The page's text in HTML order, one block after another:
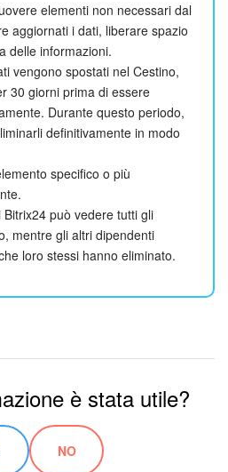
elementi non necessari dal
aggiornati i dati, liberare spazio
delle informazioni.
vengono spostati nel Cestino,
30 giorni prima di essere
Durante questo periodo,
definitivamente in modo
specifico o più
può vedere tutti gli
mentre gli altri dipendenti
loro stessi hanno eliminato.
è stata utile?
NO